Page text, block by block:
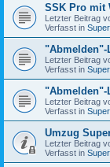
SSK Pro mit
Letzter Beitrag
Verfasst in
Letzter Beitrag
Verfasst in
Letzter Beitrag
Verfasst in
Umzug
Letzter Beitrag
Verfasst in